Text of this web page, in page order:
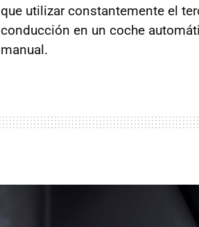
que utilizar constantemente el
conducción en un coche
manual.